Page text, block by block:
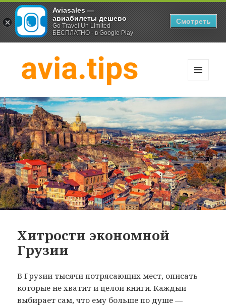
Хитрости экономных
путешественников
Хитрости экономной
Грузии
В Грузии тысячи потрясающих мест, описать
которые не хватит и целой книги. Каждый
выбирает сам, что ему больше по душе —
Aviasales —
авиабилеты дешево
Go Travel Un Limited
БЕСПЛАТНО - в Google Play
Смотреть